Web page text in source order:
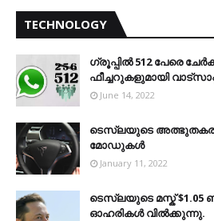
TECHNOLOGY
ഗ്രൂപ്പിൽ 512 പേരെ
ഫീച്ചറുകളുമായി
June 14, 2022
ടെസ്‌ലയുടെ
മോഡുകൾ
January 11, 2022
ടെസ്‌ലയുടെ മസ്ക്
ഓഹരികൾ വിൽക്കുന്നു.